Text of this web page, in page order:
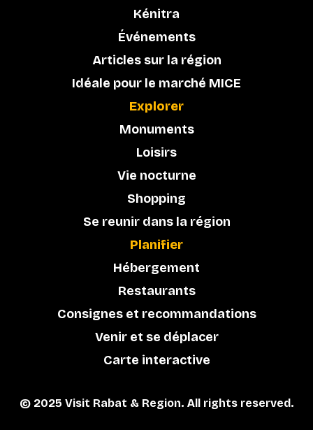
Kénitra
Événements
Articles sur la région
Idéale pour le marché MICE
Explorer
Monuments
Loisirs
Vie nocturne
Shopping
Se reunir dans la région
Planifier
Hébergement
Restaurants
Consignes et recommandations
Venir et se déplacer
Carte interactive
© 2025 Visit Rabat & Region. All rights reserved.